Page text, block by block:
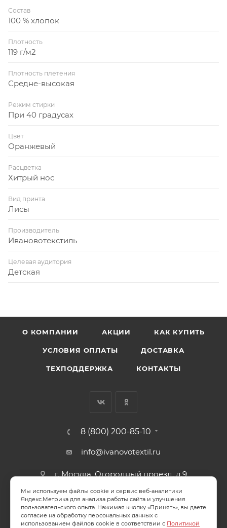
Состав
100 % хлопок
Плотность
119 г/м2
Плотность плетения
Средне-высокая
Режим стирки
При 40 градусах
Цвет
Оранжевый
Расцветка
Хитрый нос
Вид принта
Лисы
Производитель
Ивановотекстиль
Целевая аудитория
Детская
О КОМПАНИИ АКЦИИ КАК КУПИТЬ
УСЛОВИЯ ОПЛАТЫ ДОСТАВКА
ТЕХПОДДЕРЖКА КОНТАКТЫ
8 (800) 200-85-10
info@ivanovotextil.ru
г. Москва, Огородный проезд, д.9
СОГЛАСИЕ НА ОБРАБОТКУ ПЕРСОНАЛЬНЫХ ДАННЫХ
ПОЛИТИКА ОБРАБОТКИ ПЕРСОНАЛЬНЫХ ДАННЫХ
Мы используем файлы cookie и сервис веб-аналитики
Яндекс.Метрика для анализа работы сайта и улучшения
пользовательского опыта. Нажимая кнопку «Принять», вы даете
согласие на обработку персональных данных с
использованием файлов cookie в соответствии с Политикой